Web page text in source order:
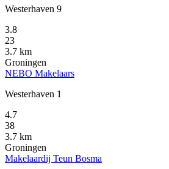
Westerhaven 9
3.8
23
3.7 km
Groningen
NEBO Makelaars
Westerhaven 1
4.7
38
3.7 km
Groningen
Makelaardij Teun Bosma